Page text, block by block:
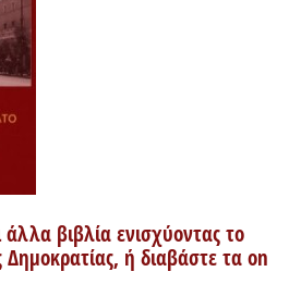
άλλα βιβλία ενισχύοντας το
Δημοκρατίας, ή διαβάστε τα on